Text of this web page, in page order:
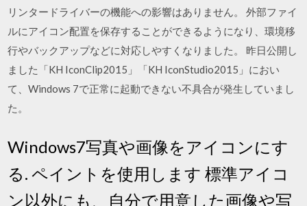
リンタードライバーの機能への影響はありません。 外部ファイ
ルにアイコン配置を保存することができるようになり、環境移
行やバックアップなどに対応しやすくなりました。 昨日公開し
ました「KH IconClip2015」「KH IconStudio2015」におい
て、Windows 7で正常に起動できない不具合が発生していまし
た。
Windows7写真や画像をアイコンにす
る. ペイントを使用します 標準アイコ
ン以外にも、自分で用意した画像や写